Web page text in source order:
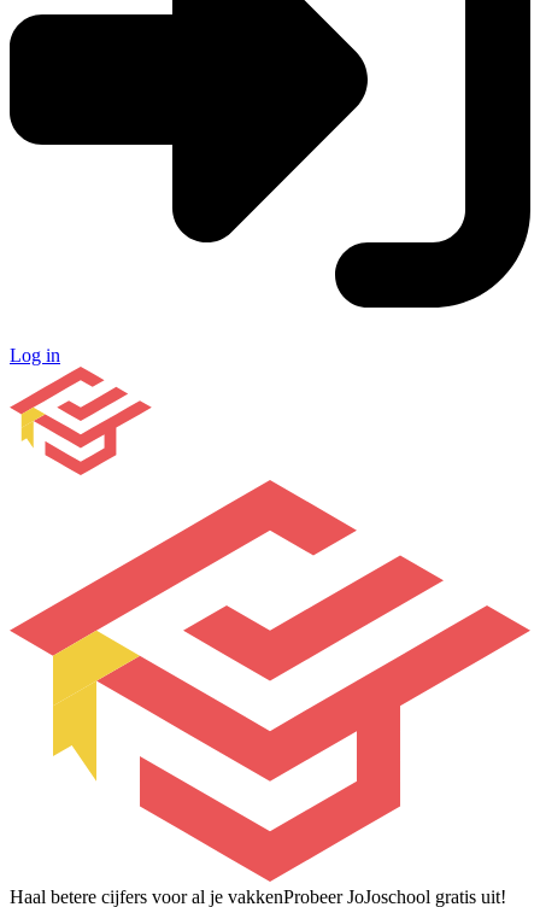
Log in
Haal betere cijfers voor al je vakkenProbeer JoJoschool gratis uit!